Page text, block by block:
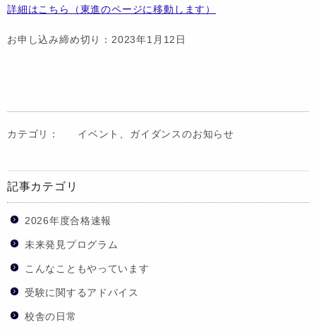
詳細はこちら（東進のページに移動します）
お申し込み締め切り：2023年1月12日
カテゴリ： イベント、ガイダンスのお知らせ
記事カテゴリ
2026年度合格速報
未来発見プログラム
こんなこともやっています
受験に関するアドバイス
校舎の日常